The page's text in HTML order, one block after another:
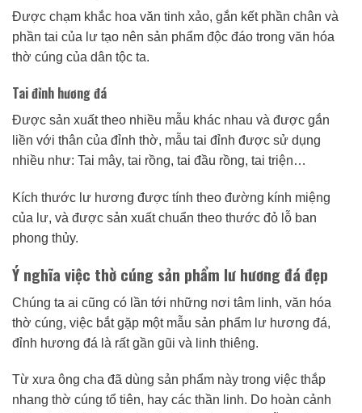
Được chạm khắc hoa văn tinh xảo, gắn kết phần chân và
phần tai của lư tạo nên sản phẩm độc đáo trong văn hóa
thờ cúng của dân tộc ta.
Tai đỉnh hương đá
Được sản xuất theo nhiều mẫu khác nhau và được gắn
liền với thân của đỉnh thờ, mẫu tai đỉnh được sử dụng
nhiều như: Tai mây, tai rồng, tai đầu rồng, tai triện…
Kích thước lư hương được tính theo đường kính miệng
của lư, và được sản xuất chuẩn theo thước đỏ lỗ ban
phong thủy.
Ý nghĩa việc thờ cúng sản phẩm lư hương đá đẹp
Chúng ta ai cũng có lần tới những nơi tâm linh, văn hóa
thờ cúng, việc bắt gặp một mẫu sản phẩm lư hương đá,
đỉnh hương đá là rất gần gũi và linh thiêng.
Từ xưa ông cha đã dùng sản phẩm này trong việc thắp
nhang thờ cúng tổ tiên, hay các thần linh. Do hoàn cảnh